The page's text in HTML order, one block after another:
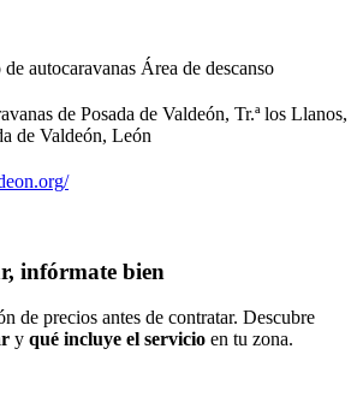
autocaravanas Área de descanso
de Posada de Valdeón, Tr.ª los Llanos,
de Valdeón, León
infórmate bien
de precios antes de contratar. Descubre
y qué incluye el servicio en tu zona.